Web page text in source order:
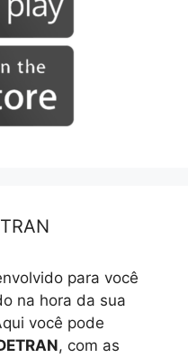
para você
na hora da sua
você pode
, com as